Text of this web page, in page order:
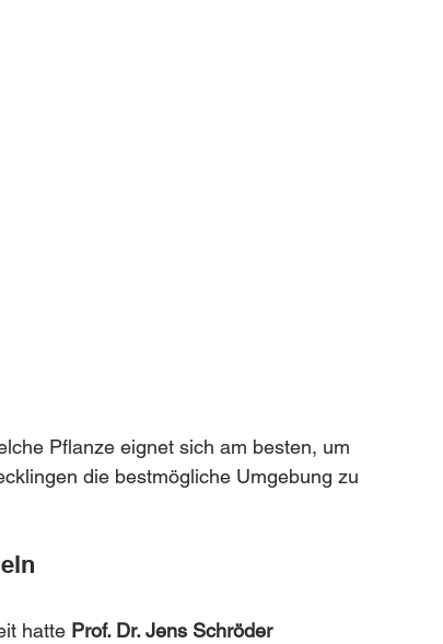
Pflanze eignet sich am besten, um
die bestmögliche Umgebung zu
hatte Prof. Dr. Jens Schröder